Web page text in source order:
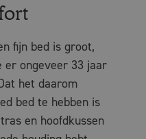
fijn bed is groot,
er ongeveer 33 jaar
het daarom
bed te hebben is
en hoofdkussen